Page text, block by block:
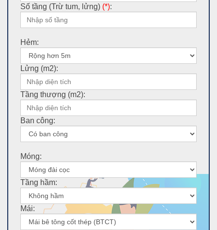
Số tầng (Trừ tum, lửng) (*):
Hẻm:
Lửng (m2):
Tầng thượng (m2):
Ban công:
Móng:
Tầng hầm:
Mái: